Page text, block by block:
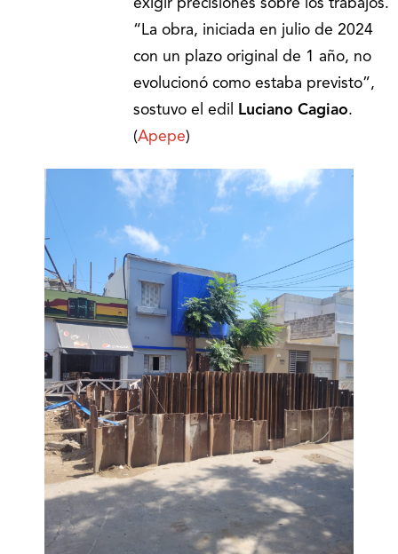
exigir precisiones sobre los trabajos.
“La obra, iniciada en julio de 2024
con un plazo original de 1 año, no
evolucionó como estaba previsto”,
sostuvo el edil
Luciano Cagiao.
(Apepe)